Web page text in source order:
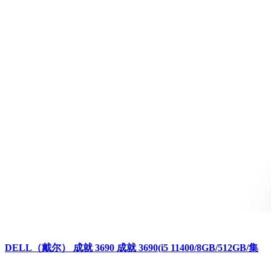
DELL（戴尔） 成就 3690 成就 3690(i5 11400/8GB/512GB/集